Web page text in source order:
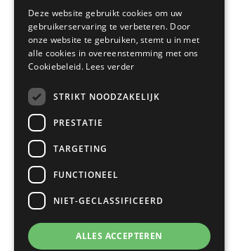
100cm(3)
110cm(3)
90cm(3)
Deze website gebruikt cookies om uw
gebruikerservaring te verbeteren. Door
onze website te gebruiken, stemt u in met
alle cookies in overeenstemming met ons
Cookiebeleid. Lees verder
STRIKT NOODZAKELIJK
PRESTATIE
TARGETING
FUNCTIONEEL
NIET-GECLASSIFICEERD
ALLES ACCEPTEREN